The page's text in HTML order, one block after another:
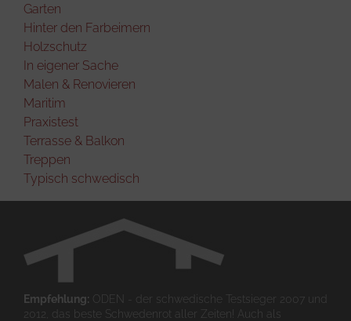
Garten
Hinter den Farbeimern
Holzschutz
In eigener Sache
Malen & Renovieren
Maritim
Praxistest
Terrasse & Balkon
Treppen
Typisch schwedisch
Empfehlung: ODEN - der schwedische Testsieger 2007 und
2012, das beste Schwedenrot aller Zeiten! Auch als